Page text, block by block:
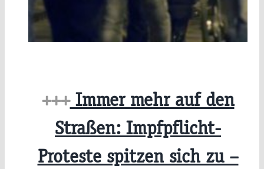
+++Immer mehr auf den
Straßen: Impfpflicht-
Proteste spitzen sich zu –